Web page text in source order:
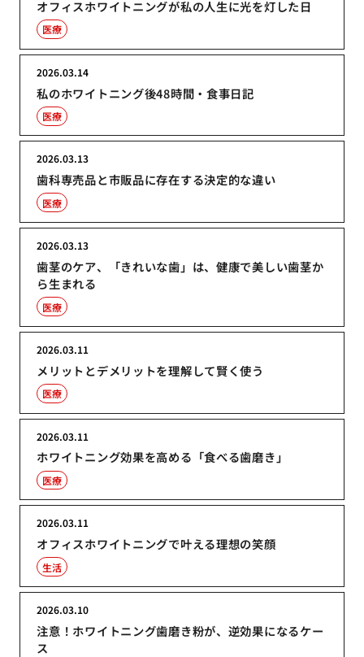
オフィスホワイトニングが私の人生に光を灯した日
医療
私のホワイトニング後48時間・食事日記
2026.03.14
医療
歯科専売品と市販品に存在する決定的な違い
2026.03.13
医療
歯茎のケア、「きれいな歯」は、健康で美しい歯茎か
ら生まれる
2026.03.13
医療
メリットとデメリットを理解して賢く使う
2026.03.11
医療
ホワイトニング効果を高める「食べる歯磨き」
2026.03.11
医療
オフィスホワイトニングで叶える理想の笑顔
2026.03.11
生活
注意！ホワイトニング歯磨き粉が、逆効果になるケー
ス
2026.03.10